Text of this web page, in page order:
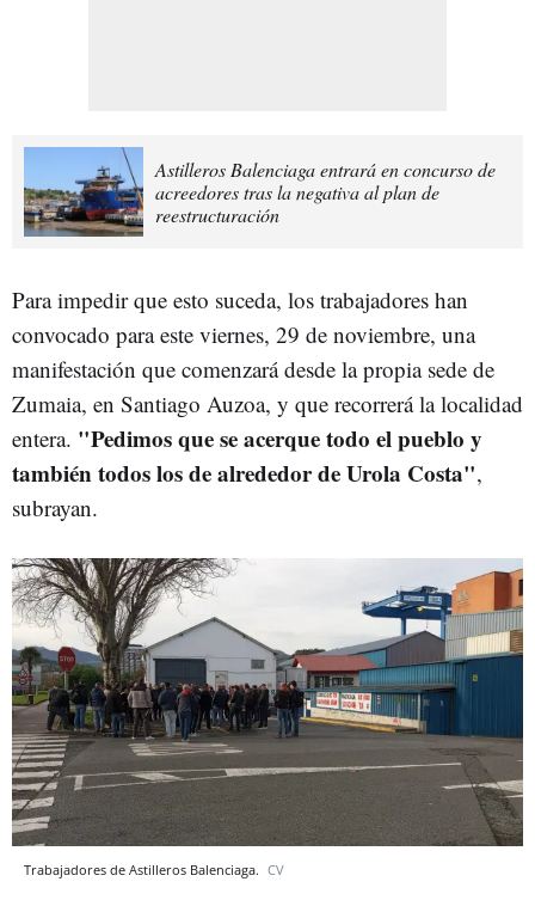
Astilleros Balenciaga entrará en concurso de
acreedores tras la negativa al plan de
reestructuración
Para impedir que esto suceda, los trabajadores han
convocado para este viernes, 29 de noviembre, una
manifestación que comenzará desde la propia sede de
Zumaia, en Santiago Auzoa, y que recorrerá la localidad
entera. "Pedimos que se acerque todo el pueblo y
también todos los de alrededor de Urola Costa",
subrayan.
Trabajadores de Astilleros Balenciaga. CV